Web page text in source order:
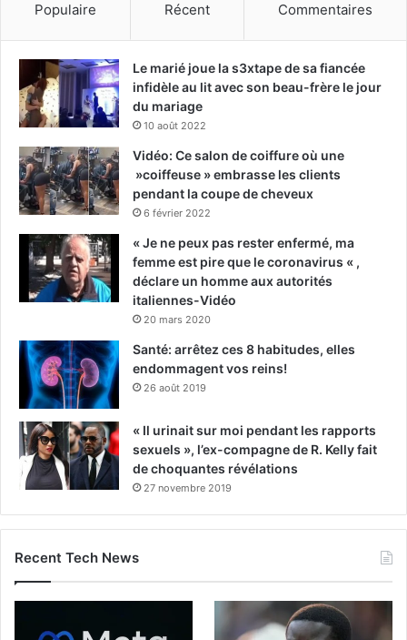
Populaire Récent Commentaires
Le marié joue la s3xtape de sa fiancée
infidèle au lit avec son beau-frère le jour
du mariage
10 août 2022
Vidéo: Ce salon de coiffure où une
»coiffeuse » embrasse les clients
pendant la coupe de cheveux
6 février 2022
« Je ne peux pas rester enfermé, ma
femme est pire que le coronavirus « ,
déclare un homme aux autorités
italiennes-Vidéo
20 mars 2020
Santé: arrêtez ces 8 habitudes, elles
endommagent vos reins!
26 août 2019
« Il urinait sur moi pendant les rapports
sexuels », l’ex-compagne de R. Kelly fait
de choquantes révélations
27 novembre 2019
Recent Tech News